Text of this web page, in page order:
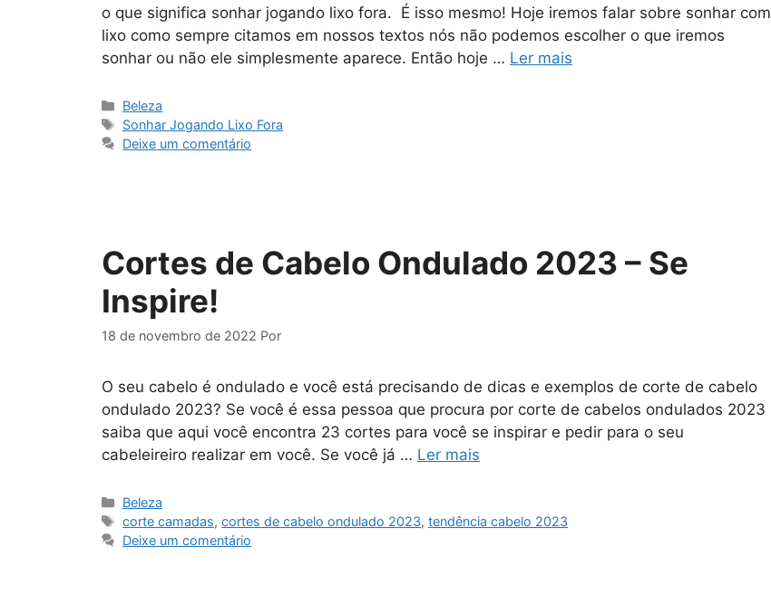
o que significa sonhar jogando lixo fora. É isso mesmo! Hoje iremos falar sobre sonhar com
lixo como sempre citamos em nossos textos nós não podemos escolher o que iremos
sonhar ou não ele simplesmente aparece. Então hoje … Ler mais
Categorias
Beleza
Tags
Sonhar Jogando Lixo Fora
Deixe um comentário
Cortes de Cabelo Ondulado 2023 – Se
Inspire!
18 de novembro de 2022 Por
O seu cabelo é ondulado e você está precisando de dicas e exemplos de corte de cabelo
ondulado 2023? Se você é essa pessoa que procura por corte de cabelos ondulados 2023
saiba que aqui você encontra 23 cortes para você se inspirar e pedir para o seu
cabeleireiro realizar em você. Se você já … Ler mais
Categorias
Beleza
Tags
corte camadas,cortes de cabelo ondulado 2023,tendência cabelo 2023
Deixe um comentário